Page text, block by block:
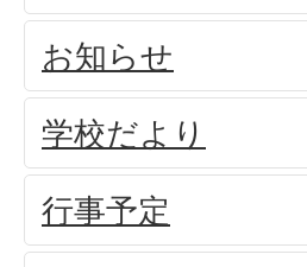
お知らせ
学校だより
行事予定